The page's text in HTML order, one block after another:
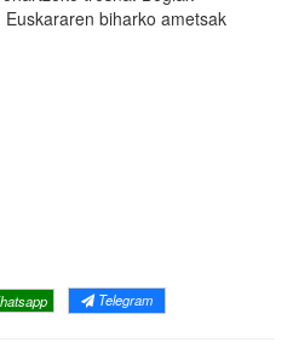
biharko ametsak
Telegram